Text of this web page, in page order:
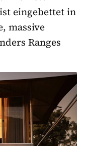
eingebettet in
massive
Ranges